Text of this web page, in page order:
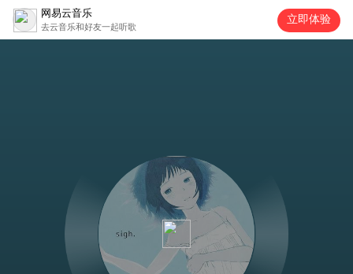
网易云音乐
去云音乐和好友一起听歌
立即体验